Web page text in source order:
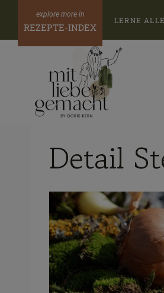
Inhalt
springen
REZEPTE-INDEX
LERNE
Detail